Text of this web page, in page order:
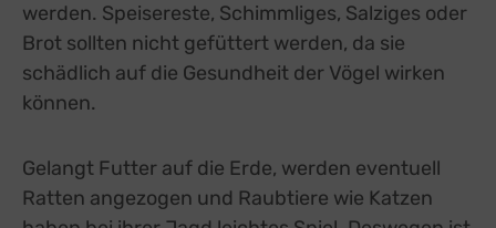
werden. Speisereste, Schimmliges, Salziges oder
Brot sollten nicht gefüttert werden, da sie
schädlich auf die Gesundheit der Vögel wirken
können.
Gelangt Futter auf die Erde, werden eventuell
Ratten angezogen und Raubtiere wie Katzen